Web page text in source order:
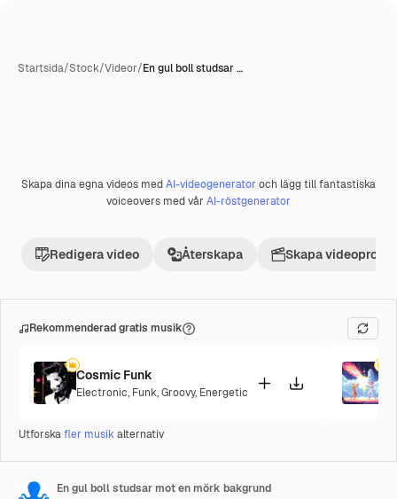
Startsida/Stock/Videor/En gul boll studsar …
Premie
Skapa dina egna videos medAI-videogenerator och lägg till fantastiska
voiceovers med vår AI-röstgenerator
Redigera video Återskapa Skapa
Rekommenderad gratis musik
Cosmic Funk
Electronic, Funk,Groovy, Energetic
Utforskafler musikalternativ
En gul boll studsar mot en mörk bakgrund